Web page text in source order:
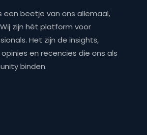
een beetje van ons allemaal,
zijn hét platform voor
Het zijn de insights,
en recencies die ons als
binden.